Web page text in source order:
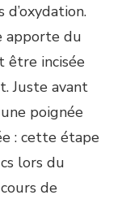
apporte du
être incisée
Juste avant
poignée
: cette étape
lors du
de